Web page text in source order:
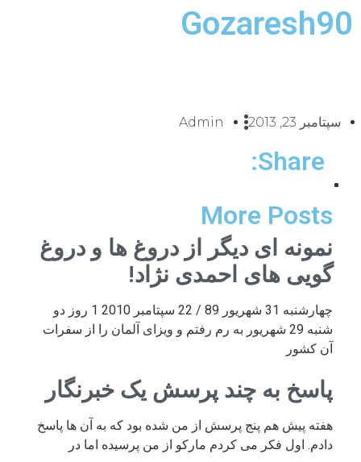
Gozaresh90
سپتامبر 23, 2013 Admin
Share:
More Posts
نمونه ای دیگر از دروغ ها و دروغ
گویی های احمدی نژاد!
چهارشنبه 31 شهریور 89 / 22 سپتامبر 2010 1 روز دو
شنبه 29 شهریور به رم رفتم و ویزای آلمان را از سفرات
آن کشور
پاسخ به چند پرسش یک خبرنگار
هفته پیش هم پنج پرسش از من شده بود که به آن ها پاسخ
دادم. اول فکر می کردم مارکو از من پرسیده اما در